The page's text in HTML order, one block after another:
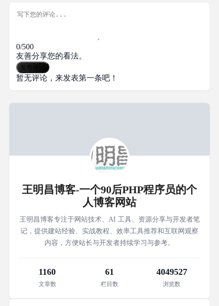
0/500
友善分享您的看法。
发布评论
暂无评论，来发表第一条吧！
王明昌博客-一个90后PHP程序员的个
人博客网站
王明昌博客专注于网站技术、AI 工具、资源分享与开发者笔
记，提供建站经验、实战教程、效率工具推荐和互联网观察
内容，方便站长与开发者持续学习与参考。
1160
文章数
61
栏目数
4049527
浏览数